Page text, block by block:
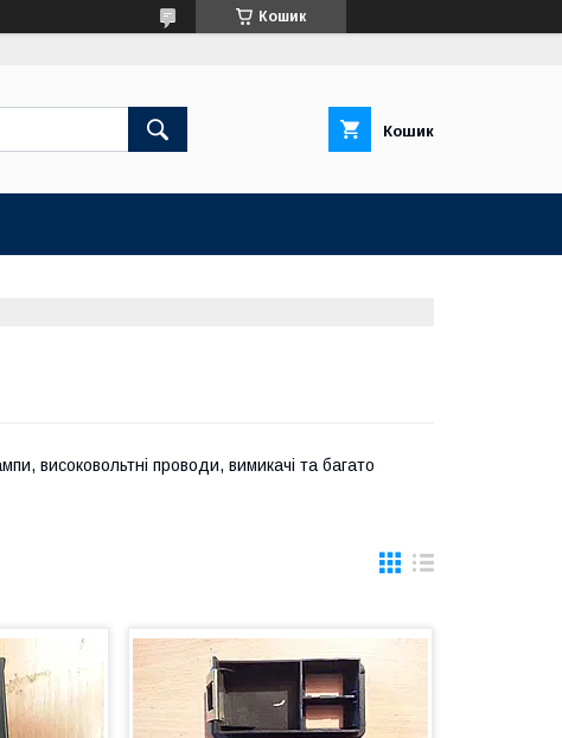
Кошик
Кошик
високовольтні проводи, вимикачі та багато